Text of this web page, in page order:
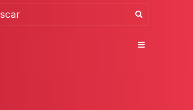
Buscar
Sidebar